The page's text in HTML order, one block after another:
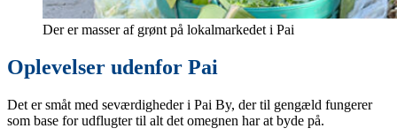
Der er masser af grønt på lokalmarkedet i Pai
Oplevelser udenfor Pai
Det er småt med seværdigheder i Pai By, der til gengæld fungerer
som base for udflugter til alt det omegnen har at byde på.